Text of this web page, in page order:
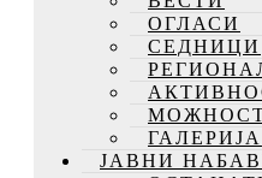
ОГЛАСИ
СЕДНИЦИ
ГАЛЕРИЈА
ЈАВНИ